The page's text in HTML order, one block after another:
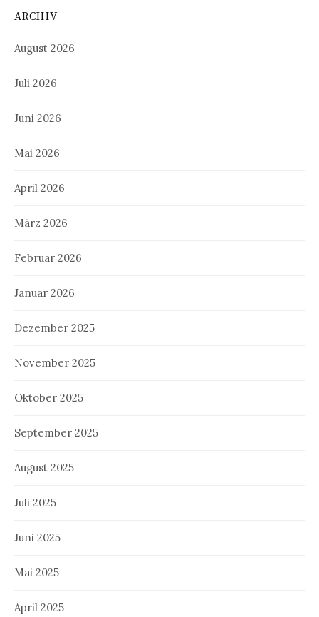
ARCHIV
August 2026
Juli 2026
Juni 2026
Mai 2026
April 2026
März 2026
Februar 2026
Januar 2026
Dezember 2025
November 2025
Oktober 2025
September 2025
August 2025
Juli 2025
Juni 2025
Mai 2025
April 2025